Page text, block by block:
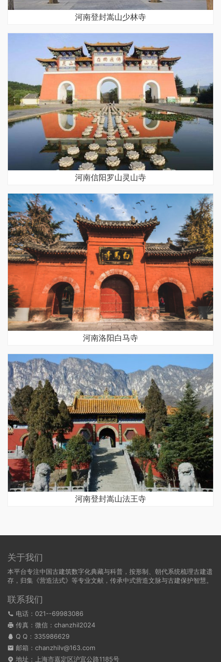
河南登封嵩山少林寺
河南信阳罗山灵山寺
河南洛阳白马寺
河南登封嵩山法王寺
关于我们
本平台专注中国古建筑数字化典藏与科普，按形制、朝代系统梳理古建遗
存，归集《营造法式》等专业文献，传承中式营造文脉与古建保护智慧。
联系我们
电话：021--69983086
传真：微信：chanzhil2024
Q Q： 335986629
邮箱：chanzhilv@163.com
地址：上海市嘉定区沪宜公路1185号